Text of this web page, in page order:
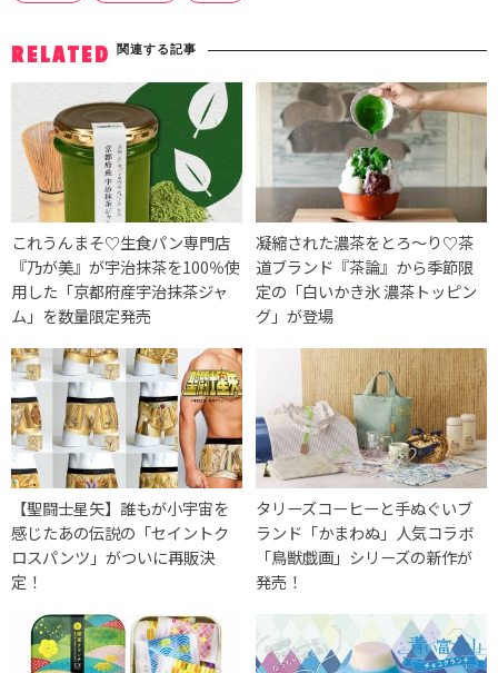
RELATED 関連する記事
これうんまそ♡生食パン専門店
『乃が美』が宇治抹茶を100％使
用した「京都府産宇治抹茶ジャ
ム」を数量限定発売
凝縮された濃茶をとろ〜り♡茶
道ブランド『茶論』から季節限
定の「白いかき氷 濃茶トッピン
グ」が登場
【聖闘士星矢】誰もが小宇宙を
感じたあの伝説の「セイントク
ロスパンツ」がついに再販決
定！
タリーズコーヒーと手ぬぐいブ
ランド「かまわぬ」人気コラボ
「鳥獣戯画」シリーズの新作が
発売！